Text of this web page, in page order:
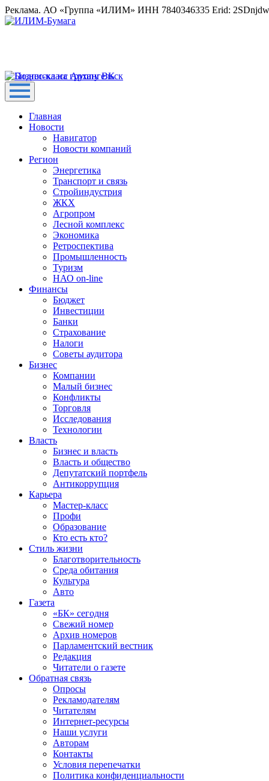
Реклама. АО «Группа «ИЛИМ» ИНН 7840346335 Erid:
Главная
Новости
Навигатор
Новости компаний
Регион
Энергетика
Транспорт и связь
Стройиндустрия
ЖКХ
Агропром
Лесной комплекс
Экономика
Ретроспектива
Промышленность
Туризм
НАО on-line
Финансы
Бюджет
Инвестиции
Банки
Страхование
Налоги
Советы аудитора
Бизнес
Компании
Малый бизнес
Конфликты
Торговля
Исследования
Технологии
Власть
Бизнес и власть
Власть и общество
Депутатский портфель
Антикоррупция
Карьера
Мастер-класс
Профи
Образование
Кто есть кто?
Стиль жизни
Благотворительность
Среда обитания
Культура
Авто
Газета
«БК» сегодня
Свежий номер
Архив номеров
Парламентский вестник
Редакция
Читатели о газете
Обратная связь
Опросы
Рекламодателям
Читателям
Интернет-ресурсы
Наши услуги
Авторам
Контакты
Условия перепечатки
Политика конфиденциальности